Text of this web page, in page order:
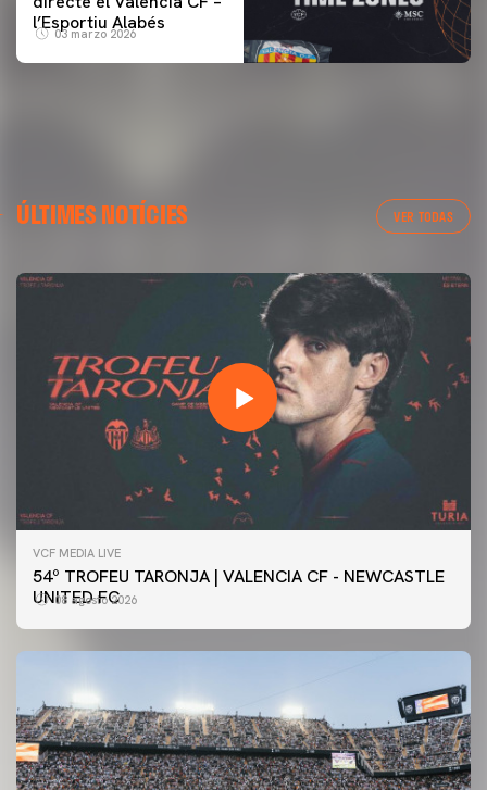
l’Esportiu Alabés
03 marzo 2026
ÚLTIMES NOTÍCIES VER TODAS
VCF MEDIA LIVE
54º TROFEU TARONJA | VALENCIA CF - NEWCASTLE
UNITED FC
08 agosto 2026